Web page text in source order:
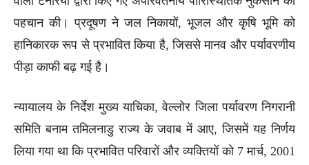
पहचान की। प्रदूषण ने जल निकायों, भूजल और कृषि भूमि को
हानिकारक रूप से प्रभावित किया है, जिससे मानव और पर्यावरणीय
पीड़ा काफी बढ़ गई है।
न्यायालय के निर्देश मुख्य याचिका, वेल्लोर जिला पर्यावरण निगरानी
समिति बनाम तमिलनाडु राज्य के जवाब में आए, जिसमें यह निर्णय
लिया गया था कि प्रभावित परिवारों और व्यक्तियों को 7 मार्च, 2001